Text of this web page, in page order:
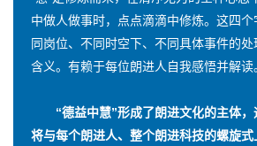
中做人做事时，点点滴滴中修炼。这四
同岗位、不同时空下、不同具体事件的
含义。有赖于每位朗进人自我感悟并解读
“德益中慧”形成了朗进文化的主体
将与每个朗进人、整个朗进科技的螺旋式